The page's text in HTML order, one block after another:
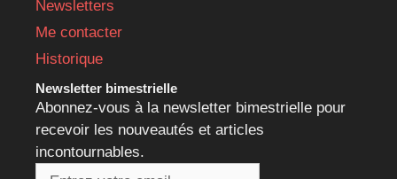
Newsletters
Me contacter
Historique
Newsletter bimestrielle
Abonnez-vous à la newsletter bimestrielle pour
recevoir les nouveautés et articles
incontournables.